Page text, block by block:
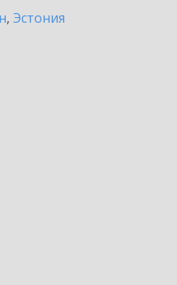
, Эстония